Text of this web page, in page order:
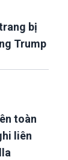
bị
Trump
toàn
liên